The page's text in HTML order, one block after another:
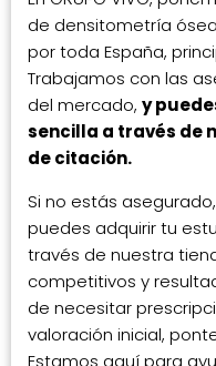
de densitometría
por toda España,
Trabajamos con las
del mercado, y
sencilla a través de
de citación.
Si no estás
puedes adquirir tu
través de nuestra
competitivos y
de necesitar
valoración inicial,